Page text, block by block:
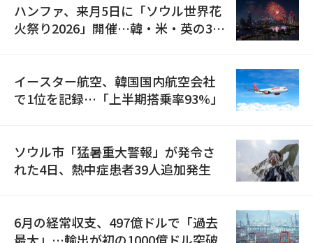
ハンファ、来月5日に「ソウル世界花
火祭り2026」開催…韓・米・英の3カ
イースター航空、韓国国内航空会社
で1位を記録…「上半期搭乗率93%」
ソウル市「猛暑重大警報」が発令さ
れた4日、熱中症患者39人追加発生
6月の経常収支、497億ドルで「過去